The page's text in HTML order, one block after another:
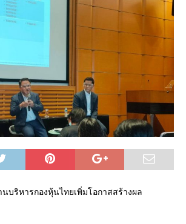
บริหารกองหุ้นไทยเพิ่มโอกาสสร้างผล